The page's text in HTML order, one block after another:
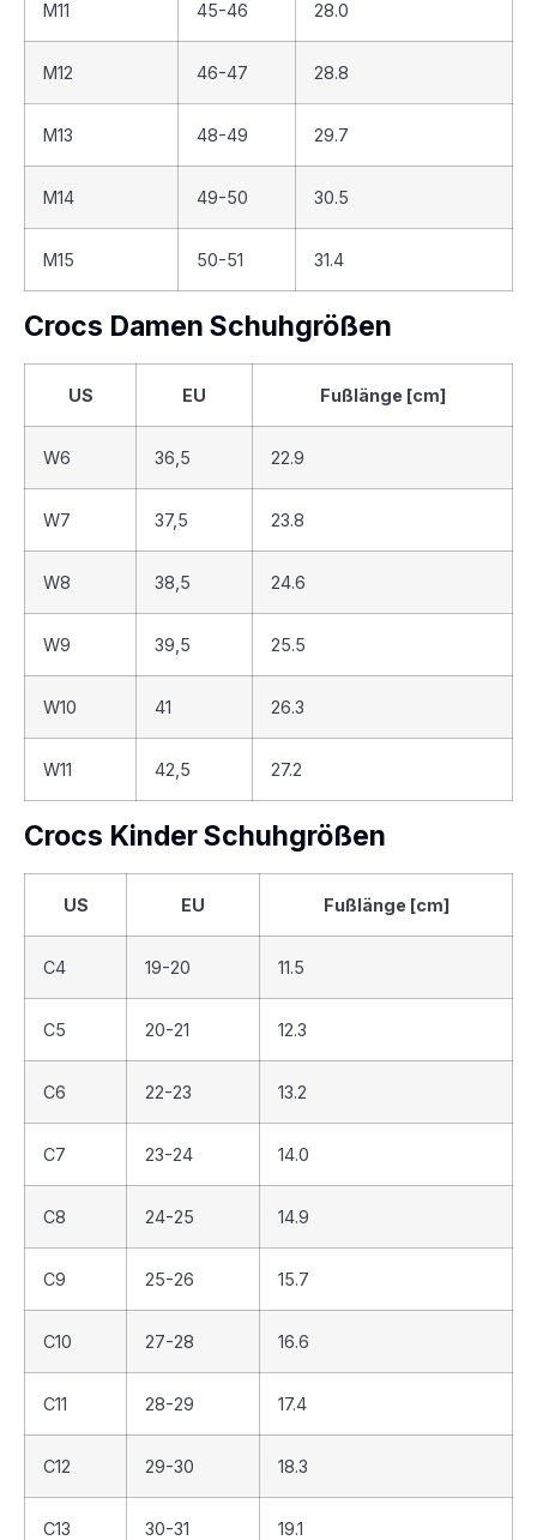
M11 45-46 28.0
M12 46-47 28.8
M13 48-49 29.7
M14 49-50 30.5
M15 50-51 31.4
Crocs Damen Schuhgrößen
US EU Fußlänge [cm]
W6 36,5 22.9
W7 37,5 23.8
W8 38,5 24.6
W9 39,5 25.5
W10 41 26.3
W11 42,5 27.2
Crocs Kinder Schuhgrößen
US EU Fußlänge [cm]
C4 19-20 11.5
C5 20-21 12.3
C6 22-23 13.2
C7 23-24 14.0
C8 24-25 14.9
C9 25-26 15.7
C10 27-28 16.6
C11 28-29 17.4
C12 29-30 18.3
C13 30-31 19.1